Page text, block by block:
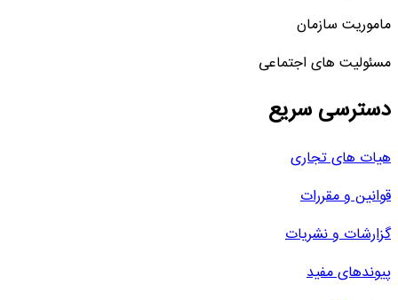
ماموریت سازمان
مسئولیت های اجتماعی
دسترسی سریع
هیات های تجاری
قوانین و مقررات
گزارشات و نشریات
پیوندهای مفید